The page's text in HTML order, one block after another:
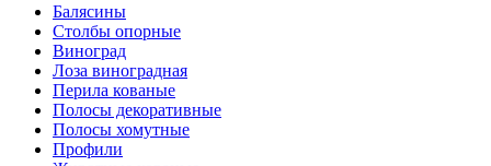
Балясины
Столбы опорные
Виноград
Лоза виноградная
Перила кованые
Полосы декоративные
Полосы хомутные
Профили